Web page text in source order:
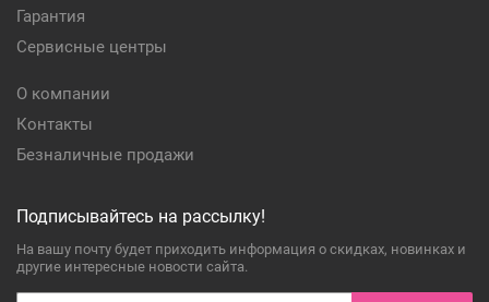
Гарантия
Сервисные центры
О компании
Контакты
Безналичные продажи
Подписывайтесь на рассылку!
На вашу почту будет приходить информация о скидках, новинках и
другие интересные новости сайта.